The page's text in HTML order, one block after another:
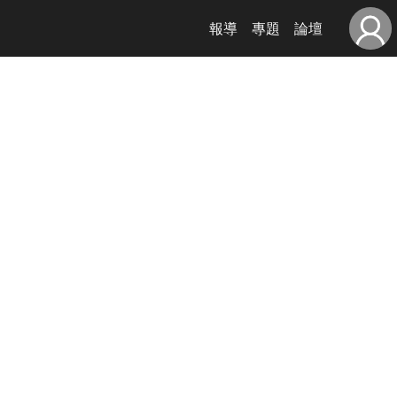
報導 專題 論壇